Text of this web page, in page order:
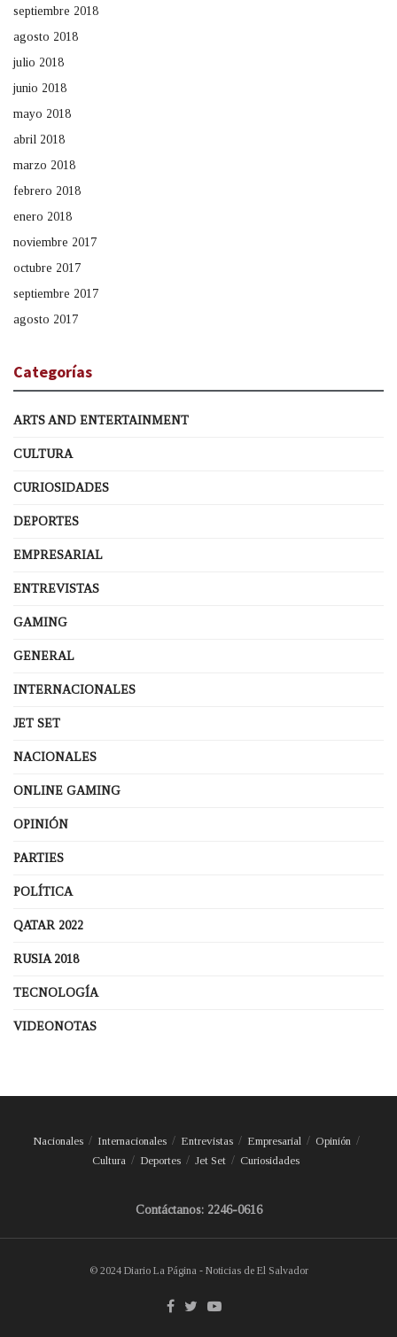
septiembre 2018
agosto 2018
julio 2018
junio 2018
mayo 2018
abril 2018
marzo 2018
febrero 2018
enero 2018
noviembre 2017
octubre 2017
septiembre 2017
agosto 2017
Categorías
ARTS AND ENTERTAINMENT
CULTURA
CURIOSIDADES
DEPORTES
EMPRESARIAL
ENTREVISTAS
GAMING
GENERAL
INTERNACIONALES
JET SET
NACIONALES
ONLINE GAMING
OPINIÓN
PARTIES
POLÍTICA
QATAR 2022
RUSIA 2018
TECNOLOGÍA
VIDEONOTAS
Nacionales Internacionales Entrevistas Empresarial
Opinión
Cultura
Deportes Jet Set Curiosidades
Contáctanos: 2246-0616
© 2024 Diario La Página - Noticias de El Salvador